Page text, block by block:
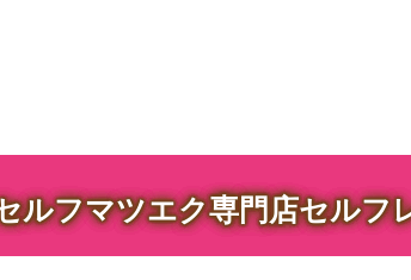
ルフマツエク専門店セルフ